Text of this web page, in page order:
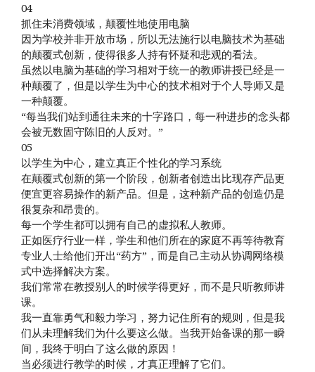
04
抓住未消费领域，颠覆性地使用电脑
因为学校并非开放市场，所以无法施行以电脑技术为基础
的颠覆式创新，使得很多人持有怀疑和悲观的看法。
虽然以电脑为基础的学习相对于统一的教师讲授已经是一
种颠覆了，但是以学生为中心的技术相对于个人导师又是
一种颠覆。
“每当我们站到通往未来的十字路口，每一种进步的念头都
会被无数固守陈旧的人反对。”
05
以学生为中心，建立真正个性化的学习系统
在颠覆式创新的第一个阶段，创新者创造出比现存产品更
便宜更容易操作的新产品。但是，这种新产品的创造仍是
很复杂和昂贵的。
每一个学生都可以拥有自己的虚拟私人教师。
正如医疗行业一样，学生和他们所在的家庭不再等待教育
专业人士给他们开出“药方”，而是自己主动从协调网络模
式中选择解决方案。
我们常常在教授别人的时候学得更好，而不是只听教师讲
课。
我一直靠勇气和毅力学习，努力记住所有的规则，但是我
们从未理解我们为什么要这么做。当我开始备课的那一瞬
间，我终于明白了这么做的原因！
当必须进行教学的时候，才真正理解了它们。